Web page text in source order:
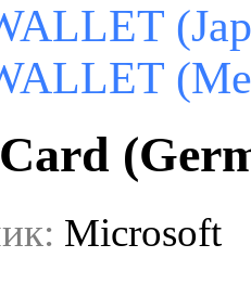
Microsoft